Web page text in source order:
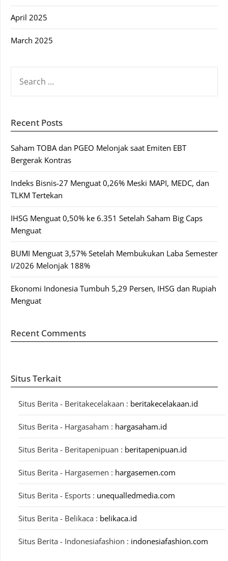
April 2025
March 2025
FOR:
Recent Posts
Saham TOBA dan PGEO Melonjak saat Emiten EBT
Bergerak Kontras
Indeks Bisnis-27 Menguat 0,26% Meski MAPI, MEDC, dan
TLKM Tertekan
IHSG Menguat 0,50% ke 6.351 Setelah Saham Big Caps
Menguat
BUMI Menguat 3,57% Setelah Membukukan Laba Semester
I/2026 Melonjak 188%
Ekonomi Indonesia Tumbuh 5,29 Persen, IHSG dan Rupiah
Menguat
Recent Comments
Situs Terkait
Situs Berita - Beritakecelakaan : beritakecelakaan.id
Situs Berita - Hargasaham : hargasaham.id
Situs Berita - Beritapenipuan : beritapenipuan.id
Situs Berita - Hargasemen : hargasemen.com
Situs Berita - Esports : unequalledmedia.com
Situs Berita - Belikaca : belikaca.id
Situs Berita - Indonesiafashion : indonesiafashion.com